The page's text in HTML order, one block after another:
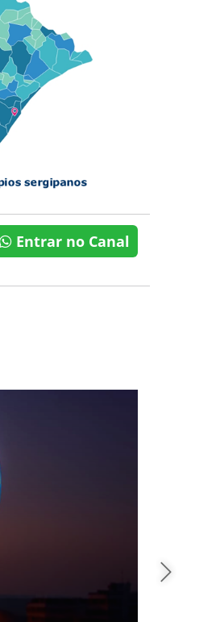
Entrar no Canal